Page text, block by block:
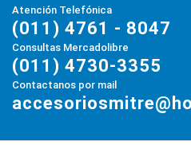
Atención Telefónica
(011) 4761 - 8047
Consultas Mercadolibre
(011) 4730-3355
Contactanos por mail